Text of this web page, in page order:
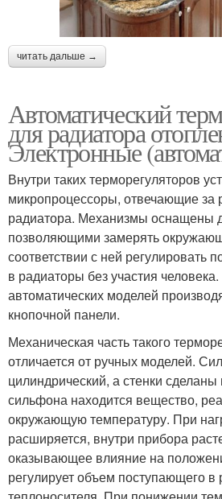
читать дальше →
Автоматический
для радиатора
Электронные
Внутри таких терморегуляторов
микропроцессоры, отвечающие за
радиатора. Механизмы оснащены
позволяющими замерять
соответствии с ней регулировать
в радиаторы без участия
автоматических моделей
кнопочной панели.
Механическая часть такого
отличается от ручных моделей.
цилиндрический, а стенки
сильфона находится вещество,
окружающую температуру. При
расширяется, внутри прибора
оказывающее влияние на
регулирует объем поступающего в